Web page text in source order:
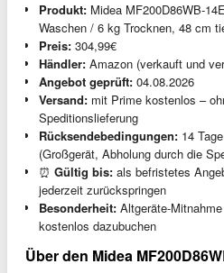
Produkt: Midea MF200D86WB-
Waschen / 6 kg Trocknen, 48 cm
Preis: 304,99€
Händler: Amazon (verkauft und
Angebot geprüft: 04.08.2026
Versand: mit Prime kostenlos –
Speditionslieferung
Rücksendebedingungen: 14
(Großgerät, Abholung durch die
⏰ Gültig bis: als befristetes
jederzeit zurückspringen
Besonderheit: Altgeräte-
kostenlos dazubuchen
Über den Midea